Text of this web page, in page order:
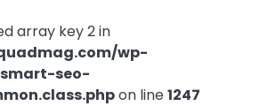
array key 2 in
wp-
seo-
on line1247